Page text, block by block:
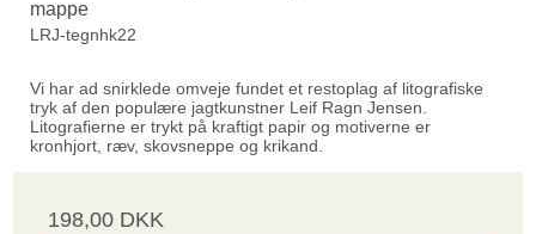
mappe
LRJ-tegnhk22
Vi har ad snirklede omveje fundet et restoplag af litografiske
tryk af den populære jagtkunstner Leif Ragn Jensen.
Litografierne er trykt på kraftigt papir og motiverne er
kronhjort, ræv, skovsneppe og krikand.
198,00 DKK